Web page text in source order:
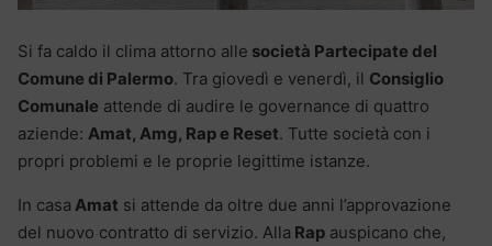
Si fa caldo il clima attorno alle società Partecipate del
Comune di Palermo. Tra giovedì e venerdì, il Consiglio
Comunale attende di audire le governance di quattro
aziende: Amat, Amg, Rap e Reset. Tutte società con i
propri problemi e le proprie legittime istanze.
In casa Amat si attende da oltre due anni l’approvazione
del nuovo contratto di servizio. Alla Rap auspicano che,